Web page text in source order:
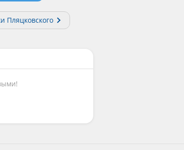
Пляцковского